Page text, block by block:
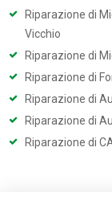
Riparazione di
Vicchio
Riparazione di
Riparazione di
Riparazione di
Riparazione di
Riparazione di